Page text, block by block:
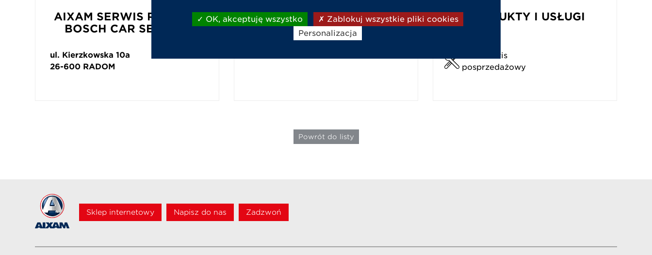
AIXAM SERWIS RADOM -
BOSCH CAR SERVICE
ul. Kierzkowska 10a
26-600 RADOM
GODZINY PRACY: PRODUKTY I USŁUGI
Serwis
posprzedażowy
Powrót do listy
Sklep internetowy Napisz do nas Zadzwoń
OK, akceptuję wszystko
Zablokuj wszystkie pliki cookies
Personalizacja